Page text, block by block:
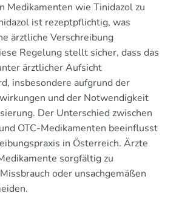
Medikamenten wie Tinidazol zu
ist rezeptpflichtig, was
ärztliche Verschreibung
Regelung stellt sicher, dass das
ärztlicher Aufsicht
insbesondere aufgrund der
und der Notwendigkeit
Der Unterschied zwischen
OTC-Medikamenten beeinflusst
in Österreich. Ärzte
sorgfältig zu
oder unsachgemäßen